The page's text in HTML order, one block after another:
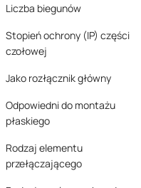
Liczba biegunów
Stopień ochrony (IP) części
czołowej
Jako rozłącznik główny
Odpowiedni do montażu
płaskiego
Rodzaj elementu
przełączającego